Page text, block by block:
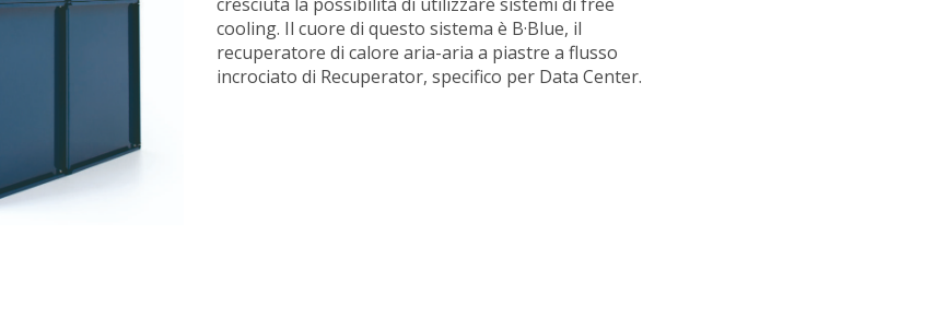
cooling. Il cuore di questo sistema è B·Blue, il
recuperatore di calore aria-aria a piastre a flusso
incrociato di Recuperator, specifico per Data Center.